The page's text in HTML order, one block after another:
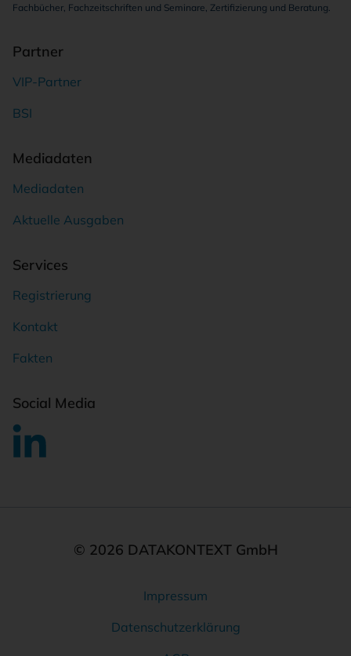
Fachbücher, Fachzeitschriften und Seminare, Zertifizierung und Beratung.
Partner
VIP-Partner
BSI
Mediadaten
Mediadaten
Aktuelle Ausgaben
Services
Registrierung
Kontakt
Fakten
Social Media
© 2026 DATAKONTEXT GmbH
Impressum
Datenschutzerklärung